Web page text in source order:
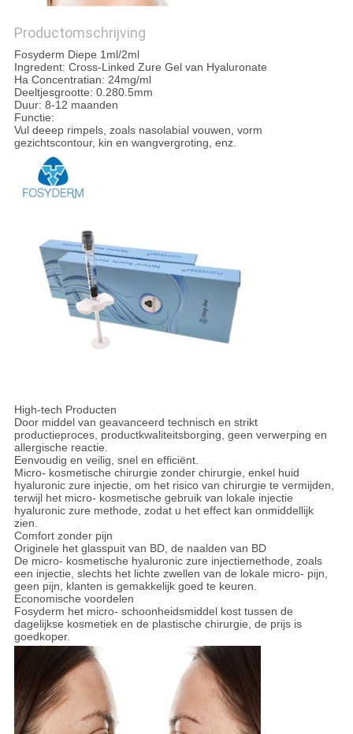
Productomschrijving
Fosyderm Diepe 1ml/2ml
Ingredent: Cross-Linked Zure Gel van Hyaluronate
Ha Concentratian: 24mg/ml
Deeltjesgrootte: 0.280.5mm
Duur: 8-12 maanden
Functie:
Vul deeep rimpels, zoals nasolabial vouwen, vorm
gezichtscontour, kin en wangvergroting, enz.
High-tech Producten
Door middel van geavanceerd technisch en strikt
productieproces, productkwaliteitsborging, geen verwerping en
allergische reactie.
Eenvoudig en veilig, snel en efficiënt.
Micro- kosmetische chirurgie zonder chirurgie, enkel huid
hyaluronic zure injectie, om het risico van chirurgie te vermijden,
terwijl het micro- kosmetische gebruik van lokale injectie
hyaluronic zure methode, zodat u het effect kan onmiddellijk
zien.
Comfort zonder pijn
Originele het glasspuit van BD, de naalden van BD
De micro- kosmetische hyaluronic zure injectiemethode, zoals
een injectie, slechts het lichte zwellen van de lokale micro- pijn,
geen pijn, klanten is gemakkelijk goed te keuren.
Economische voordelen
Fosyderm het micro- schoonheidsmiddel kost tussen de
dagelijkse kosmetiek en de plastische chirurgie, de prijs is
goedkoper.